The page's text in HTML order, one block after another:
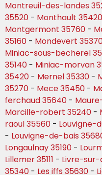
Montreuil-des-landes
35520 - Monthault 35420
Montgermont 35760 -
35160 - Mondevert
Miniac-sous-becherel
35140 - Miniac-morvan
35420 - Mernel 35330 -
35270 - Mece 35450 -
ferchaud 35640 -
Marcille-robert 35240 -
raoul 35560 - Louvigne-
- Louvigne-de-bais
Longaulnay 35190 -
Lillemer 35111 - Livre-
35340 - Les iffs 35630 -